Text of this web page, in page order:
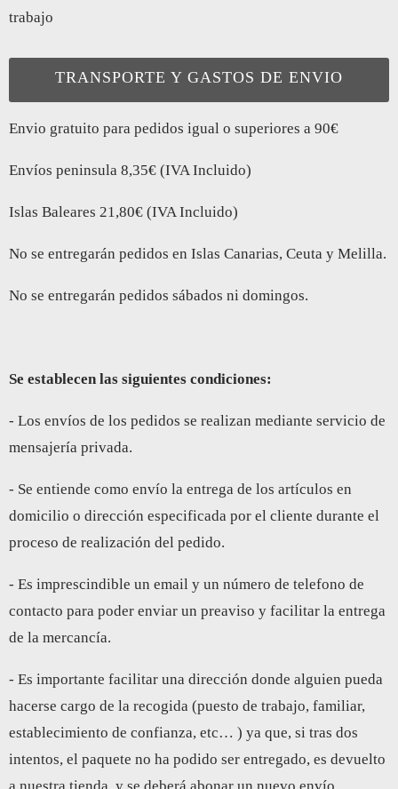
trabajo
TRANSPORTE Y GASTOS DE ENVIO
Envio gratuito para pedidos igual o superiores a 90€
Envíos peninsula 8,35€ (IVA Incluido)
Islas Baleares 21,80€ (IVA Incluido)
No se entregarán pedidos en Islas Canarias, Ceuta y Melilla.
No se entregarán pedidos sábados ni domingos.
Se establecen las siguientes condiciones:
- Los envíos de los pedidos se realizan mediante servicio de
mensajería privada.
- Se entiende como envío la entrega de los artículos en
domicilio o dirección especificada por el cliente durante el
proceso de realización del pedido.
- Es imprescindible un email y un número de telefono de
contacto para poder enviar un preaviso y facilitar la entrega
de la mercancía.
- Es importante facilitar una dirección donde alguien pueda
hacerse cargo de la recogida (puesto de trabajo, familiar,
establecimiento de confianza, etc… ) ya que, si tras dos
intentos, el paquete no ha podido ser entregado, es devuelto